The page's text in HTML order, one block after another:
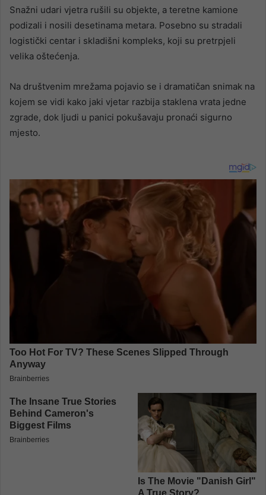
Snažni udari vjetra rušili su objekte, a teretne kamione
podizali i nosili desetinama metara. Posebno su stradali
logistički centar i skladišni kompleks, koji su pretrpjeli
velika oštećenja.
Na društvenim mrežama pojavio se i dramatičan snimak na
kojem se vidi kako jaki vjetar razbija staklena vrata jedne
zgrade, dok ljudi u panici pokušavaju pronaći sigurno
mjesto.